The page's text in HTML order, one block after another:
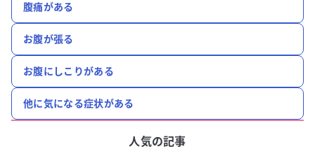
腹痛がある
お腹が張る
お腹にしこりがある
他に気になる症状がある
人気の記事